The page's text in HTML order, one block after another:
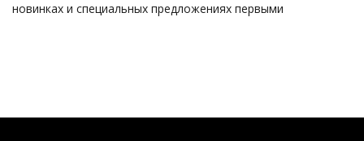
новинках и специальных предложениях первыми